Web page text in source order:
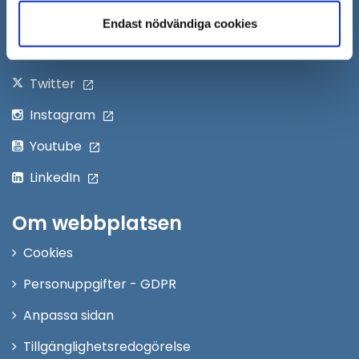
Endast nödvändiga cookies
nytt
fönster
Facebook
Twitter
Instagram
Youtube
LinkedIn
Om webbplatsen
Cookies
Personuppgifter - GDPR
Anpassa sidan
Tillgänglighetsredogörelse